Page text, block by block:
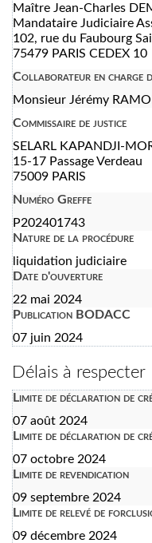
Maître Jean-Charles
Mandataire Judiciaire
102, rue du Faubourg
75479 PARIS CEDEX 10
Collaborateur en charge
Monsieur Jérémy
Commissaire de justice
SELARL KAPANDJI-
15-17 Passage Verdeau
75009 PARIS
Numéro Greffe
P202401743
Nature de la procédure
liquidation judiciaire
Date d'ouverture
22 mai 2024
Publication BODACC
07 juin 2024
Délais à respecter
Limite de déclaration de
07 août 2024
Limite de déclaration de
07 octobre 2024
Limite de revendication
09 septembre 2024
Limite de relevé de
09 décembre 2024